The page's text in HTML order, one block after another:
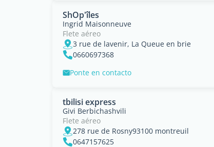
ShOp'îles
Ingrid Maisonneuve
Flete aéreo
3 rue de lavenir, La Queue en brie
0660697368
Ponte en contacto
tbilisi express
Givi Berbichashvili
Flete aéreo
278 rue de Rosny93100 montreuil
0647157625